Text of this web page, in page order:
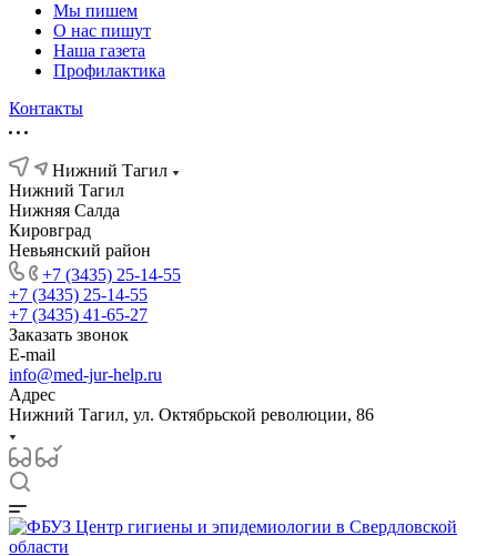
Мы пишем
О нас пишут
Наша газета
Профилактика
Контакты
Нижний Тагил
Нижний Тагил
Нижняя Салда
Кировград
Невьянский район
+7 (3435) 25-14-55
+7 (3435) 25-14-55
+7 (3435) 41-65-27
Заказать звонок
E-mail
info@med-jur-help.ru
Адрес
Нижний Тагил, ул. Октябрьской революции, 86